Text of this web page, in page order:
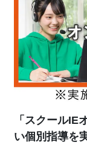
「スクールIE
い個別指導を